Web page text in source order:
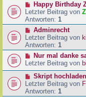
Happy Birthday
Letzter Beitrag von
Antworten: 1
Adminrecht
Letzter Beitrag von
Antworten: 1
Nur mal danke
Letzter Beitrag von
Skript hochladen
Letzter Beitrag von
Antworten: 1